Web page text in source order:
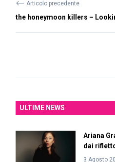
⟵ Articolo precedente
the honeymoon killers –
ULTIME NEWS
Ariana
dai
3 Agosto